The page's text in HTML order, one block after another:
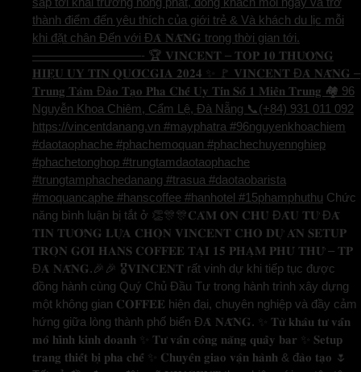
thành điểm đến yêu thích của giới trẻ & Và khách du lịc mỗi
khi đặt chân Đến với Đ𝐀̀ 𝐍𝐀̆̃𝐍𝐆 trong thời gian tới.
—————————- 🏆 𝐕𝐈𝐍𝐂𝐄𝐍𝐓 – 𝐓𝐎𝐏 𝟏𝟎 𝐓𝐇𝐔̛𝐎̛𝐍𝐆
𝐇𝐈𝐄̣̂𝐔 𝐔𝐘 𝐓𝐈́𝐍 𝐐𝐔𝐎̂́𝐂𝐆𝐈𝐀 𝟐𝟎𝟐𝟒 ✨ 🚩 𝐕𝐈𝐍𝐂𝐄𝐍𝐓 Đ𝐀̀ 𝐍𝐀̆̃𝐍𝐆 –
𝐓𝐫𝐮𝐧𝐠 𝐓𝐚̂𝐦 Đ𝐚̀𝐨 𝐓𝐚̣𝐨 𝐏𝐡𝐚 𝐂𝐡𝐞̂́ 𝐔𝐲 𝐓𝐢́𝐧 𝐒𝐨̂́ 𝟏 𝐌𝐢𝐞̂̀𝐧 𝐓𝐫𝐮𝐧𝐠 🏘️ 96
Nguyễn Khoa Chiêm, Cẩm Lệ, Đà Nẵng 📞(+84) 931 011 092
https://vincentdanang.vn #mayphatra #96nguyenkhoachiem
#daotaophache #phachemoquan #phachechuyennghiep
#phachetonghop #trungtamdaotaophache
#trungtamphachedanang #trasua #daotaobarista
#moquancaphe #hanscoffee #hanhotel #15phamphuthu Chức
năng bình luận bị tắt ở 👏🎊🎊𝐂𝐀̉𝐌 𝐎̛𝐍 𝐂𝐇𝐔̉ Đ𝐀̂̀𝐔 𝐓𝐔̛ Đ𝐀̃
𝐓𝐈𝐍 𝐓𝐔̛𝐎̛̉𝐍𝐆 𝐋𝐔̛̣𝐀 𝐂𝐇𝐎̣𝐍 𝐕𝐈𝐍𝐂𝐄𝐍𝐓 𝐂𝐇𝐎 𝐃𝐔̛̣ 𝐀́𝐍 𝐒𝐄𝐓𝐔𝐏
𝐓𝐑𝐎̣𝐍 𝐆𝐎́𝐈 𝐇𝐀𝐍𝐒 𝐂𝐎𝐅𝐅𝐄𝐄 𝐓𝐀̣𝐈 𝟏𝟓 𝐏𝐇𝐀̣𝐌 𝐏𝐇𝐔́ 𝐓𝐇𝐔̛́ – 𝐓𝐏
Đ𝐀̀ 𝐍𝐀̆̃𝐍𝐆.🎉🎉 🎖️𝐕𝐈𝐍𝐂𝐄𝐍𝐓 rất vinh dự khi tiếp tục được
đồng hành cùng Quý Chủ Đầu Tư trong hành trình xây dựng
một không gian 𝐂𝐎𝐅𝐅𝐄𝐄 hiện đại, chuyên nghiệp và đầy cảm
hứng giữa lòng thành phố biển Đ𝐀̀ 𝐍𝐀̆̃𝐍𝐆. ✨ 𝐓𝐮̛̀ 𝐤𝐡𝐚̂𝐮 𝐭𝐮̛ 𝐯𝐚̂́𝐧
𝐦𝐨̂ 𝐡𝐢̀𝐧𝐡 𝐤𝐢𝐧𝐡 𝐝𝐨𝐚𝐧𝐡 ✨ 𝐓𝐮̛ 𝐯𝐚̂́𝐧 𝐜𝐨̂𝐧𝐠 𝐧𝐚̆𝐧𝐠 𝐪𝐮𝐚̂̀𝐲 𝐛𝐚𝐫 ✨ 𝐒𝐞𝐭𝐮𝐩
𝐭𝐫𝐚𝐧𝐠 𝐭𝐡𝐢𝐞̂́𝐭 𝐛𝐢̣ 𝐩𝐡𝐚 𝐜𝐡𝐞̂́ ✨ 𝐂𝐡𝐮𝐲𝐞̂̉𝐧 𝐠𝐢𝐚𝐨 𝐯𝐚̣̂𝐧 𝐡𝐚̀𝐧𝐡 & đ𝐚̀𝐨 𝐭𝐚̣𝐨 🌷